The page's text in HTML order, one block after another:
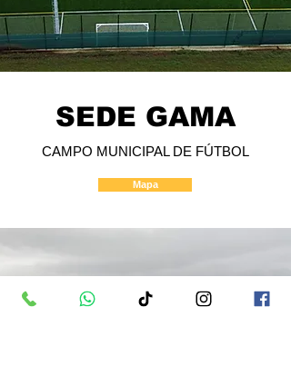
SEDE GAMA
CAMPO MUNICIPAL DE FÚTBOL
Mapa